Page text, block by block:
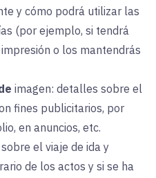
y cómo podrá utilizar las
(por ejemplo, si tendrá
o los mantendrás
imagen: detalles sobre el
fines publicitarios, por
en anuncios, etc.
el viaje de ida y
de los actos y si se ha